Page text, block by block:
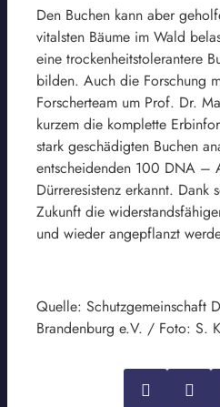
Den Buchen kann aber
vitalsten Bäume im Wald
eine trockenheitstolerantere
bilden. Auch die Forschung
Forscherteam um Prof. Dr.
kurzem die komplette
stark geschädigten Buchen
entscheidenden 100 DNA –
Dürreresistenz erkannt. Dank
Zukunft die
und wieder angepflanzt
Quelle: Schutzgemeinschaft
Brandenburg e.V. / Foto: S.